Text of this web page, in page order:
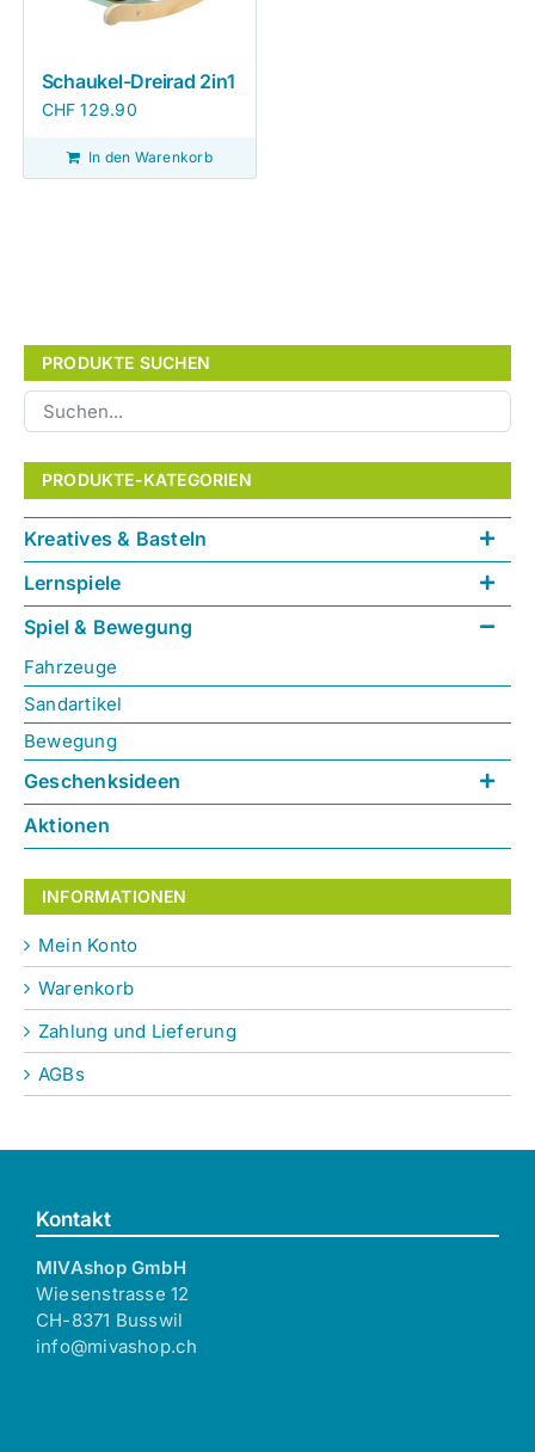
Schaukel-Dreirad 2in1
CHF 129.90
In den Warenkorb
PRODUKTE SUCHEN
PRODUKTE-KATEGORIEN
Kreatives & Basteln
Lernspiele
Spiel & Bewegung
Fahrzeuge
Sandartikel
Bewegung
Geschenksideen
Aktionen
INFORMATIONEN
Mein Konto
Warenkorb
Zahlung und Lieferung
AGBs
Kontakt
MIVAshop GmbH
Wiesenstrasse 12
CH-8371 Busswil
info@mivashop.ch